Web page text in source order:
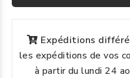
Expéditions
les expéditions de vos
à partir du lundi 24